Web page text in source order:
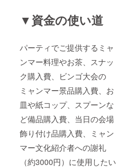
▼資金の使い道
パーティでご提供するミャ
ンマー料理やお茶、スナッ
ク購入費、ビンゴ大会の
ミャンマー景品購入費、お
皿や紙コップ、スプーンな
ど備品購入費、当日の会場
飾り付け品購入費、ミャン
マー文化紹介者への謝礼
（約3000円）に使用したい